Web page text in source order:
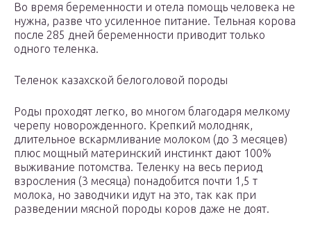
Во время беременности и отела помощь человека не
нужна, разве что усиленное питание. Тельная корова
после 285 дней беременности приводит только
одного теленка.
Теленок казахской белоголовой породы
Роды проходят легко, во многом благодаря мелкому
черепу новорожденного. Крепкий молодняк,
длительное вскармливание молоком (до 3 месяцев)
плюс мощный материнский инстинкт дают 100%
выживание потомства. Теленку на весь период
взросления (3 месяца) понадобится почти 1,5 т
молока, но заводчики идут на это, так как при
разведении мясной породы коров даже не доят.